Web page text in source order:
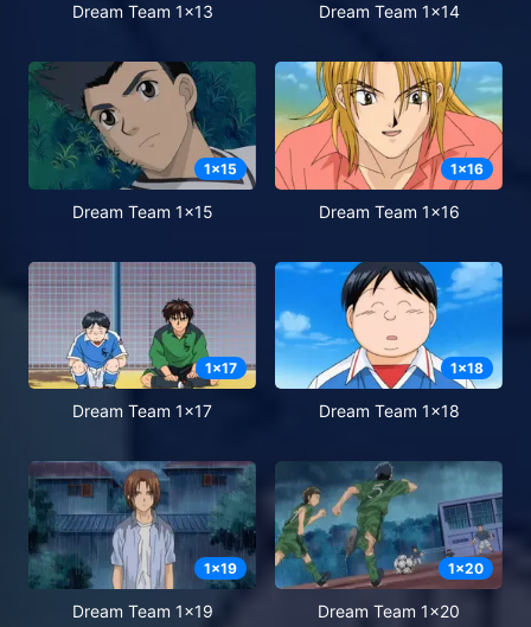
Dream Team 1x13 Dream Team 1x14
1x15
Dream Team 1x15
1x16
Dream Team 1x16
1x17
Dream Team 1x17
1x18
Dream Team 1x18
1x19
Dream Team 1x19
1x20
Dream Team 1x20